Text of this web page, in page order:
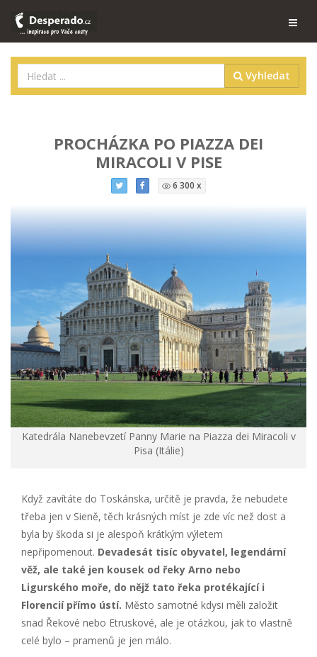
Vyhledat
PROCHÁZKA PO PIAZZA DEI
MIRACOLI V PISE
6 300 x
Katedrála Nanebevzetí Panny Marie na Piazza dei Miracoli v
Pisa (Itálie)
Když zavítáte do Toskánska, určitě je pravda, že nebudete
třeba jen v Sieně, těch krásných míst je zde víc než dost a
byla by škoda si je alespoň krátkým výletem
nepřipomenout. Devadesát tisíc obyvatel, legendární
věž, ale také jen kousek od řeky Arno nebo
Ligurského moře, do nějž tato řeka protékající i
Florencií přímo ústí. Město samotné kdysi měli založit
snad Řekové nebo Etruskové, ale je otázkou, jak to vlastně
celé bylo – pramenů je jen málo.